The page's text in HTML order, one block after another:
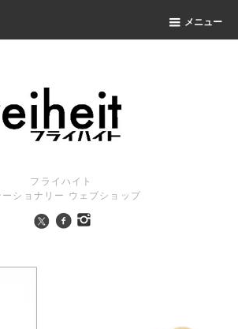
メニュー
フライハイト
ーショナリー ウェブショップ